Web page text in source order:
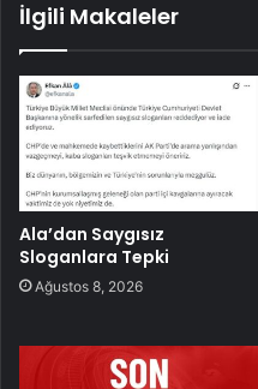
İlgili Makaleler
Ala’dan Saygısız
Sloganlara Tepki
Ağustos 8, 2026